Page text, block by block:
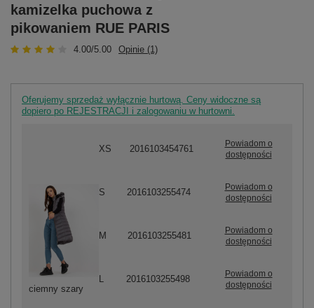
kamizelka puchowa z
pikowaniem RUE PARIS
4.00/5.00 Opinie (1)
Oferujemy sprzedaż wyłącznie hurtową. Ceny widoczne są
dopiero po REJESTRACJI i zalogowaniu w hurtowni.
ciemny szary
XS 2016103454761
Powiadom o
dostępności
S 2016103255474
Powiadom o
dostępności
M 2016103255481
Powiadom o
dostępności
2016103255498
Powiadom o
dostępności